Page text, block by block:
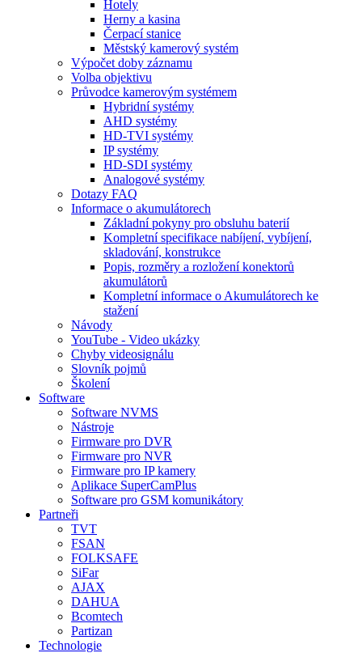
Hotely
Herny a kasina
Čerpací stanice
Městský kamerový systém
Výpočet doby záznamu
Volba objektivu
Průvodce kamerovým systémem
Hybridní systémy
AHD systémy
HD-TVI systémy
IP systémy
HD-SDI systémy
Analogové systémy
Dotazy FAQ
Informace o akumulátorech
Základní pokyny pro obsluhu baterií
Kompletní specifikace nabíjení, vybíjení,
skladování, konstrukce
Popis, rozměry a rozložení konektorů
akumulátorů
Kompletní informace o Akumulátorech ke
stažení
Návody
YouTube - Video ukázky
Chyby videosignálu
Slovník pojmů
Školení
Software
Software NVMS
Nástroje
Firmware pro DVR
Firmware pro NVR
Firmware pro IP kamery
Aplikace SuperCamPlus
Software pro GSM komunikátory
Partneři
TVT
FSAN
FOLKSAFE
SiFar
AJAX
DAHUA
Bcomtech
Partizan
Technologie